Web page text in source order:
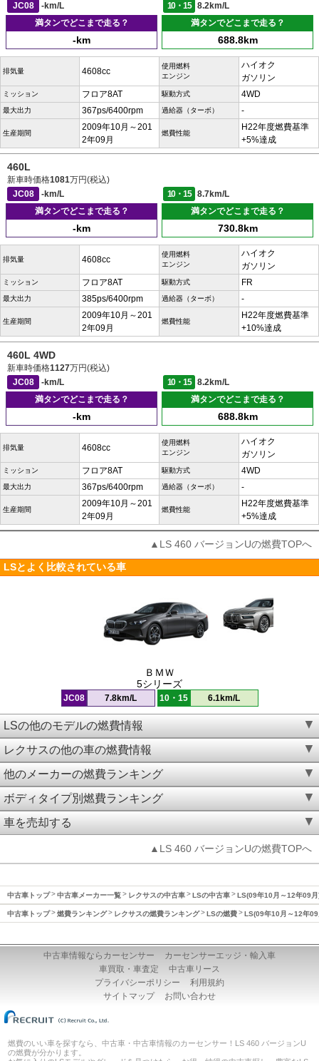
JC08
-km/L 10・15
8.2km/L
満タンでどこまで走る？
-km
満タンでどこまで走る？
688.8km
排気量 4608cc
使用燃料
エンジン
ハイオク
ガソリン
ミッション フロア8AT 駆動方式 4WD
最大出力 367ps/6400rpm 過給器（ターボ） -
生産期間
2009年10月～201
2年09月
燃費性能
H22年度燃費基準
+5%達成
460L
新車時価格1081万円(税込)
JC08
-km/L 10・15
8.7km/L
満タンでどこまで走る？
-km
満タンでどこまで走る？
730.8km
排気量 4608cc
使用燃料
エンジン
ハイオク
ガソリン
ミッション フロア8AT 駆動方式 FR
最大出力 385ps/6400rpm 過給器（ターボ） -
生産期間
2009年10月～201
2年09月
燃費性能
H22年度燃費基準
+10%達成
460L 4WD
新車時価格1127万円(税込)
JC08
-km/L 10・15
8.2km/L
満タンでどこまで走る？
-km
満タンでどこまで走る？
688.8km
排気量 4608cc
使用燃料
エンジン
ハイオク
ガソリン
ミッション フロア8AT 駆動方式 4WD
最大出力 367ps/6400rpm 過給器（ターボ） -
生産期間
2009年10月～201
2年09月
燃費性能
H22年度燃費基準
+5%達成
▲LS 460 バージョンUの燃費TOPへ
LSとよく比較されている車
ＢＭＷ
5シリーズ
JC08 7.8km/L 10・15 6.1km/L
LSの他のモデルの燃費情報
レクサスの他の車の燃費情報
他のメーカーの燃費ランキング
ボディタイプ別燃費ランキング
車を売却する
▲LS 460 バージョンUの燃費TOPへ
中古車トップ 中古車メーカー一覧 レクサスの中古車 LSの中古車 LS(09年10月～12年09月
中古車トップ 燃費ランキング レクサスの燃費ランキング LSの燃費 LS(09年10月～12年09
中古車情報ならカーセンサー
カーセンサーエッジ・輸入車
車買取・車査定
中古車リース
プライバシーポリシー
利用規約
サイトマップ
お問い合わせ
燃費のいい車を探すなら、中古車・中古車情報のカーセンサー！LS 460 バージョンU
の燃費が分かります。